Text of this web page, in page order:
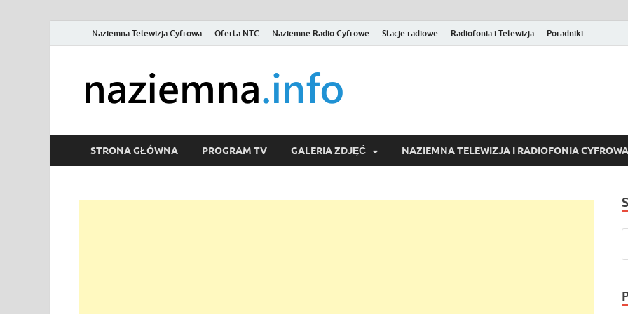
Naziemna Telewizja Cyfrowa Oferta NTC Naziemne Radio Cyfrowe Stacje radiowe Radiofonia i Telewizja Poradniki
Wideo online, VOD
STRONA GŁÓWNA PROGRAM TV GALERIA ZDJĘĆ NAZIEMNA TELEWIZJA I RADIOFONIA CYFROWA